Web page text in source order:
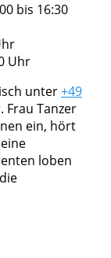
bis 16:30
Uhr
unter+49
Frau Tanzer
ein, hört
loben